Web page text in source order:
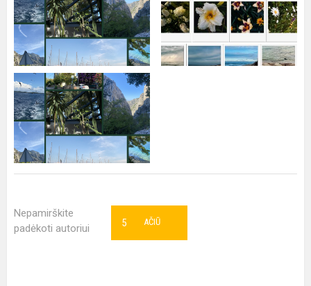
Nepamirškite
padėkoti autoriui
AČIŪ
5